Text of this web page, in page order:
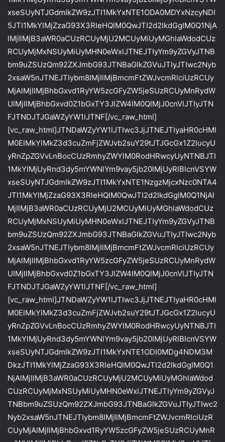
xseSUyNTJGdmlkZW9zJTI1MkYxNTE1ODA0MDYxNzcyNDI
5JTI1MkYlMjZzaG93X3RleHQlM0QwJTI2d2lkdGglM0Q1NjA
lMjIlMjB3aWR0aCUzRCUyMjU2MCUyMiUyMGhlaWdodCUz
RCUyMjMxNSUyMiUyMHN0eWxlJTNEJTIyYm9yZGVyJTNB
bm9uZSUzQm92ZXJmbG93JTNBaGlkZGVuJTIyJTIwc2Nyb
2xsaW5nJTNEJTIybm8lMjIlMjBmcmFtZWJvcmRlciUzRCUy
MjAlMjIlMjBhbGxvd1RyYW5zcGFyZW5jeSUzRCUyMnRydW
UlMjIlMjBhbGxvd0Z1bGxTY3JlZW4lM0QlMjJ0cnVlJTIyJTN
FJTNDJTJGaWZyYW1lJTNF[/vc_raw_html]
[vc_raw_html]JTNDaWZyYW1lJTIwc3JjJTNEJTIyaHR0cHMl
M0ElMkYlMkZ3d3cuZmFjZWJvb2suY29tJTJGcGx1Z2lucyU
yRnZpZGVvLnBocCUzRmhyZWYlM0RodHRwcyUyNTNBJTI
1MkYlMjUyRnd3dy5mYWNlYm9vay5jb20lMjUyRlBlcnVSYW
xseSUyNTJGdmlkZW9zJTI1MkYxNTE1NzgzMjcxNzc0NTA4
JTI1MkYlMjZzaG93X3RleHQlM0QwJTI2d2lkdGglM0Q1NjAl
MjIlMjB3aWR0aCUzRCUyMjU2MCUyMiUyMGhlaWdodCUz
RCUyMjMxNSUyMiUyMHN0eWxlJTNEJTIyYm9yZGVyJTNB
bm9uZSUzQm92ZXJmbG93JTNBaGlkZGVuJTIyJTIwc2Nyb
2xsaW5nJTNEJTIybm8lMjIlMjBmcmFtZWJvcmRlciUzRCUy
MjAlMjIlMjBhbGxvd1RyYW5zcGFyZW5jeSUzRCUyMnRydW
UlMjIlMjBhbGxvd0Z1bGxTY3JlZW4lM0QlMjJ0cnVlJTIyJTN
FJTNDJTJGaWZyYW1lJTNF[/vc_raw_html]
[vc_raw_html]JTNDaWZyYW1lJTIwc3JjJTNEJTIyaHR0cHMl
M0ElMkYlMkZ3d3cuZmFjZWJvb2suY29tJTJGcGx1Z2lucyU
yRnZpZGVvLnBocCUzRmhyZWYlM0RodHRwcyUyNTNBJTI
1MkYlMjUyRnd3dy5mYWNlYm9vay5jb20lMjUyRlBlcnVSYW
xseSUyNTJGdmlkZW9zJTI1MkYxNTE1ODI0MDg4NDM3M
DkzJTI1MkYlMjZzaG93X3RleHQlM0QwJTI2d2lkdGglM0Q1
NjAlMjIlMjB3aWR0aCUzRCUyMjU2MCUyMiUyMGhlaWdod
CUzRCUyMjMxNSUyMiUyMHN0eWxlJTNEJTIyYm9yZGVyJ
TNBbm9uZSUzQm92ZXJmbG93JTNBaGlkZGVuJTIyJTIwc2
Nyb2xsaW5nJTNEJTIybm8lMjIlMjBmcmFtZWJvcmRlciUzR
CUyMjAlMjIlMjBhbGxvd1RyYW5zcGFyZW5jeSUzRCUyMnR